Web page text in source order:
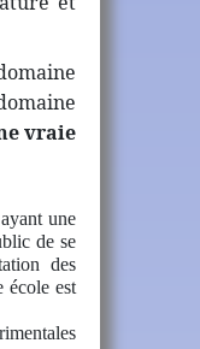
vraie
une
de se
des
école est